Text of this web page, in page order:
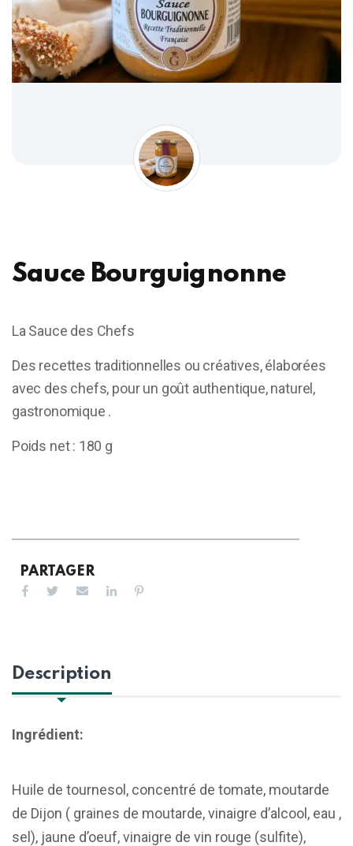
Sauce Bourguignonne
La Sauce des Chefs
Des recettes traditionnelles ou créatives, élaborées
avec des chefs, pour un goût authentique, naturel,
gastronomique .
Poids net : 180 g
PARTAGER
Description
Ingrédient:
Huile de tournesol, concentré de tomate, moutarde
de Dijon ( graines de moutarde, vinaigre d’alcool, eau ,
sel), jaune d’oeuf, vinaigre de vin rouge (sulfite),